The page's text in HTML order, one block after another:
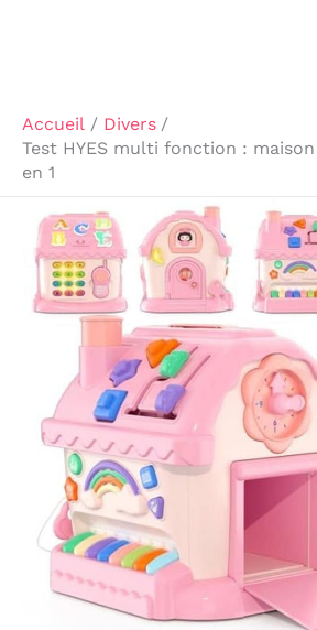
Accueil
Divers
Test HYES multi fonction :
en 1